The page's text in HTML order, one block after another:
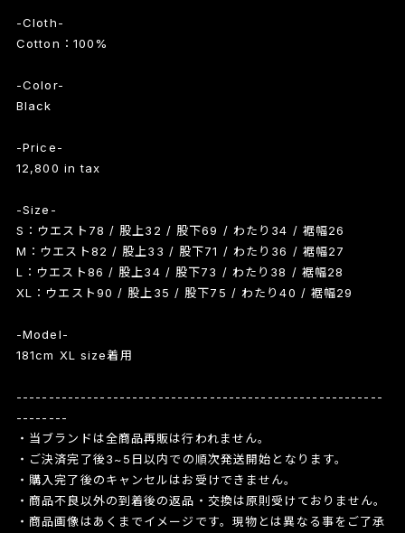
-Cloth-
Cotton：100%
-Color-
Black
-Price-
12,800 in tax
-Size-
S：ウエスト78 / 股上32 / 股下69 / わたり34 / 裾幅26
M：ウエスト82 / 股上33 / 股下71 / わたり36 / 裾幅27
L：ウエスト86 / 股上34 / 股下73 / わたり38 / 裾幅28
XL：ウエスト90 / 股上35 / 股下75 / わたり40 / 裾幅29
-Model-
181cm XL size着用
---------------------------------------------------------
--------
・当ブランドは全商品再販は行われません。
・ご決済完了後3~5日以内での順次発送開始となります。
・購入完了後のキャンセルはお受けできません。
・商品不良以外の到着後の返品・交換は原則受けておりません。
・商品画像はあくまでイメージです。現物とは異なる事をご了承